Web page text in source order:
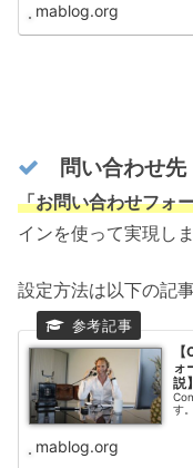
mablog.org
問い合わせ先
「お問い合わせフォ
インを使って実現しま
設定方法は以下の記
ォ
説】
す
mablog.org